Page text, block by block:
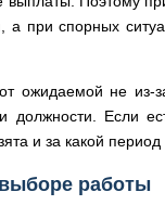
а при спорных
ожидаемой не из-
должности. Если
и за какой период
работы